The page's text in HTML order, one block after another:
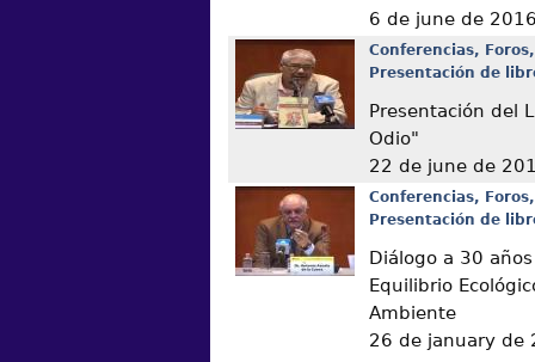
6 de june de
Conferencias,
Presentación de
Presentación del
Odio"
22 de june de
Conferencias,
Presentación de
Diálogo a 30
Equilibrio
Ambiente
26 de january de